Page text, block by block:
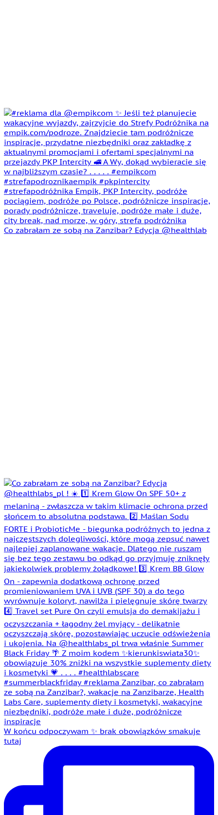
Co zabrałam ze sobą na Zanzibar? Edycja @healthlab
W końcu odpoczywam ✨ brak obowiązków smakuje
tutaj